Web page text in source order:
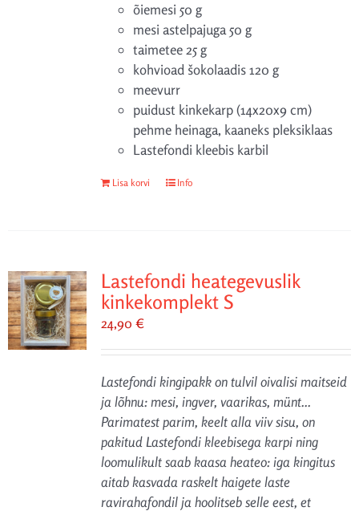
õiemesi 50 g
mesi astelpajuga 50 g
taimetee 25 g
kohvioad šokolaadis 120 g
meevurr
puidust kinkekarp (14x20x9 cm)
pehme heinaga, kaaneks pleksiklaas
Lastefondi kleebis karbil
Lisa korvi Info
Lastefondi heategevuslik
kinkekomplekt S
24,90 €
Lastefondi kingipakk on tulvil oivalisi maitseid
ja lõhnu: mesi, ingver, vaarikas, münt...
Parimatest parim, keelt alla viiv sisu, on
pakitud Lastefondi kleebisega karpi ning
loomulikult saab kaasa heateo: iga kingitus
aitab kasvada raskelt haigete laste
ravirahafondil ja hoolitseb selle eest, et